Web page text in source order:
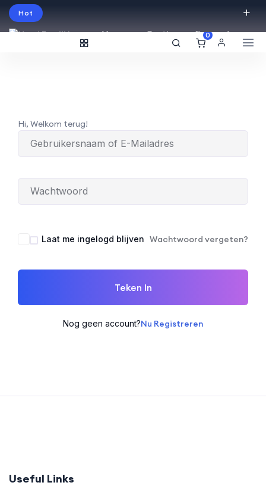
Hot
Vraag een Gratis proefles aan!
0
Hi, Welkom terug!
Laat me ingelogd blijven Wachtwoord vergeten?
Teken In
Nog geen account?Nu Registreren
Useful Links